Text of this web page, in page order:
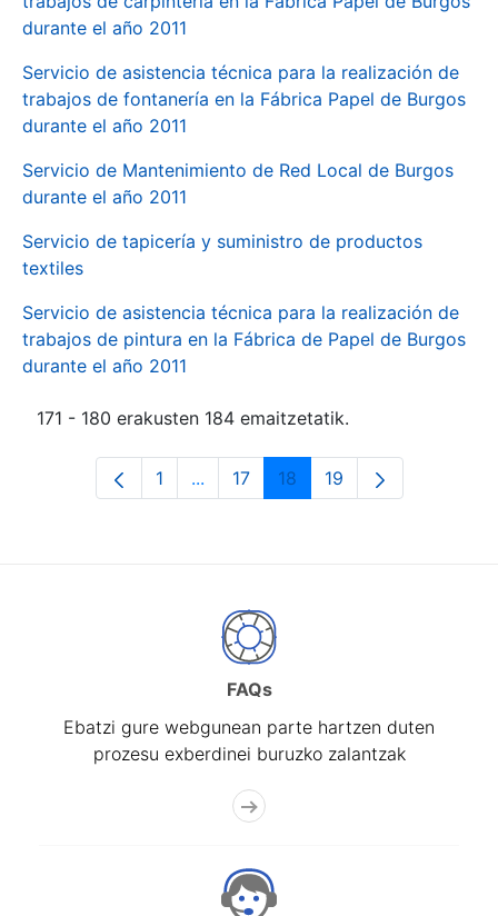
durante el año 2011
Servicio de asistencia técnica para la realización de
trabajos de fontanería en la Fábrica Papel de Burgos
durante el año 2011
Servicio de Mantenimiento de Red Local de Burgos
durante el año 2011
Servicio de tapicería y suministro de productos
textiles
Servicio de asistencia técnica para la realización de
trabajos de pintura en la Fábrica de Papel de Burgos
durante el año 2011
171 - 180 erakusten 184 emaitzetatik.
Orrialdea
1 ...Intermediate Pages Use TAB to
Orrialdea
17 Orrialdea
18 Orrialdea
19
FAQs
Ebatzi gure webgunean parte hartzen duten
prozesu exberdinei buruzko zalantzak